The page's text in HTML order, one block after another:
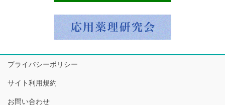
プライバシーポリシー
サイト利用規約
お問い合わせ